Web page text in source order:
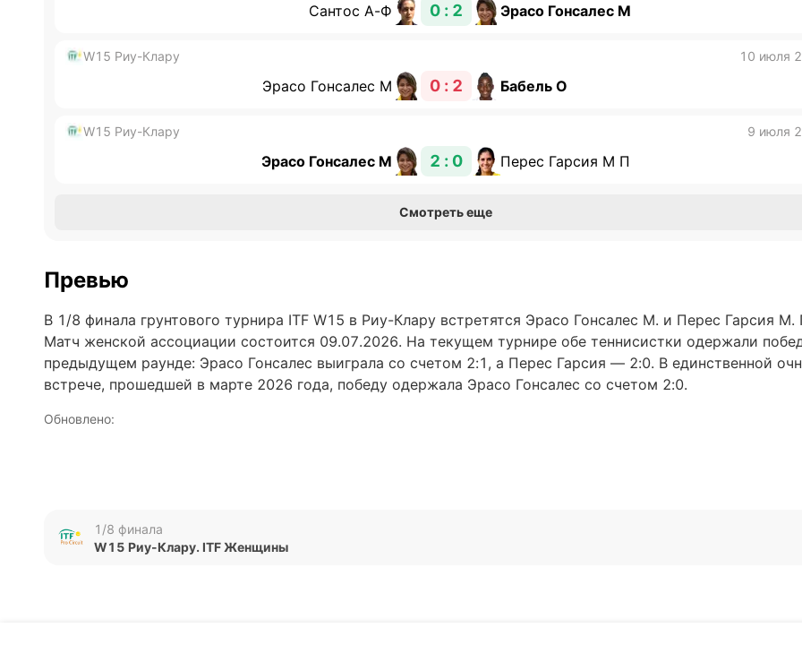
Сантос А-Ф 0 : 2 Эрасо Гонсалес М
W15 Риу-Клару 10 июля
Эрасо Гонсалес М 0 : 2 Бабель О
W15 Риу-Клару 9 июля
Эрасо Гонсалес М 2 : 0 Перес Гарсия М П
Смотреть еще
Превью
В 1/8 финала грунтового турнира ITF W15 в Риу-Клару встретятся Эрасо Гонсалес М. и Перес Гарсия М.
Матч женской ассоциации состоится 09.07.2026. На текущем турнире обе теннисистки одержали
предыдущем раунде: Эрасо Гонсалес выиграла со счетом 2:1, а Перес Гарсия — 2:0. В единственной
встрече, прошедшей в марте 2026 года, победу одержала Эрасо Гонсалес со счетом 2:0.
Обновлено:
1/8 финала
W15 Риу-Клару. ITF Женщины